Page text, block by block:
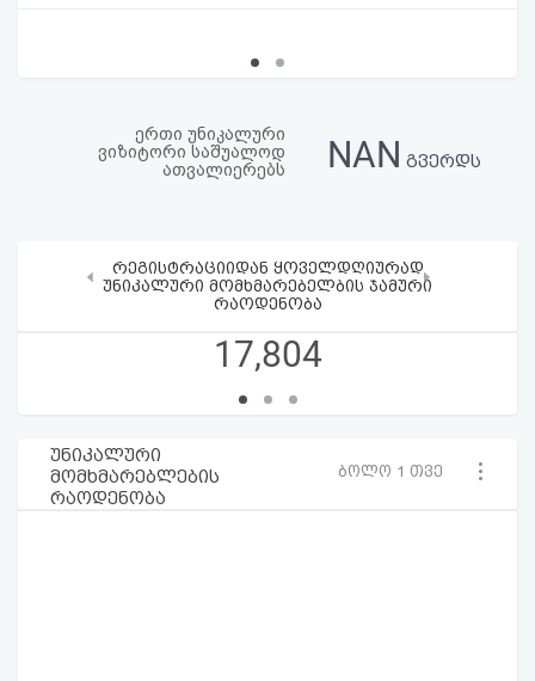
ერთი უნიკალური
ვიზიტორი საშუალოდ
ათვალიერებს
NAN გვერდს
რეგისტრაციიდან ყოველდღიურად
უნიკალური მომხმარებელბის ჯამური
რაოდენობა
17,804
‹ ›
უნიკალური
მომხმარებლების
რაოდენობა
ბოლო 1 თვე